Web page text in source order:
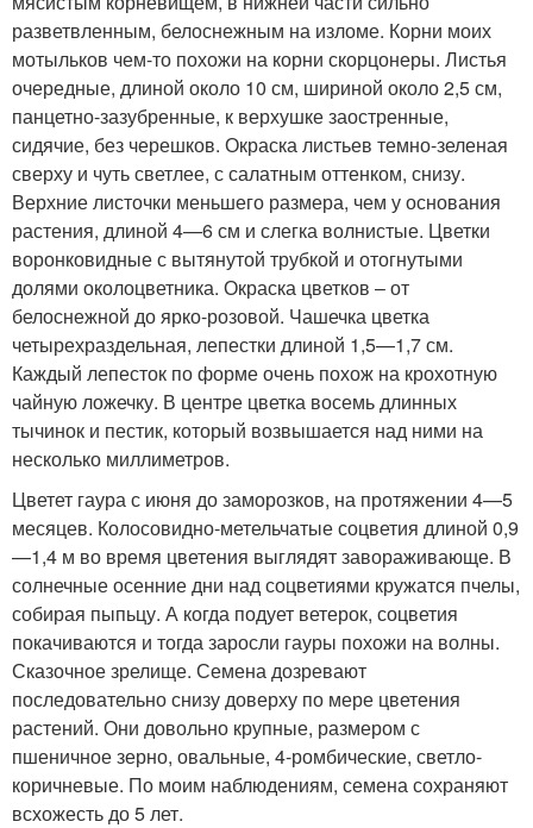
разветвленным, белоснежным на изломе. Корни моих
мотыльков чем-то похожи на корни скорцонеры. Листья
очередные, длиной около 10 см, шириной около 2,5 см,
панцетно-зазубренные, к верхушке заостренные,
сидячие, без черешков. Окраска листьев темно-зеленая
сверху и чуть светлее, с салатным оттенком, снизу.
Верхние листочки меньшего размера, чем у основания
растения, длиной 4—6 см и слегка волнистые. Цветки
воронковидные с вытянутой трубкой и отогнутыми
долями околоцветника. Окраска цветков – от
белоснежной до ярко-розовой. Чашечка цветка
четырехраздельная, лепестки длиной 1,5—1,7 см.
Каждый лепесток по форме очень похож на крохотную
чайную ложечку. В центре цветка восемь длинных
тычинок и пестик, который возвышается над ними на
несколько миллиметров.
Цветет гаура с июня до заморозков, на протяжении 4—5
месяцев. Колосовидно-метельчатые соцветия длиной 0,9
—1,4 м во время цветения выглядят завораживающе. В
солнечные осенние дни над соцветиями кружатся пчелы,
собирая пыпьцу. А когда подует ветерок, соцветия
покачиваются и тогда заросли гауры похожи на волны.
Сказочное зрелище. Семена дозревают
последовательно снизу доверху по мере цветения
растений. Они довольно крупные, размером с
пшеничное зерно, овальные, 4-ромбические, светло-
коричневые. По моим наблюдениям, семена сохраняют
всхожесть до 5 лет.